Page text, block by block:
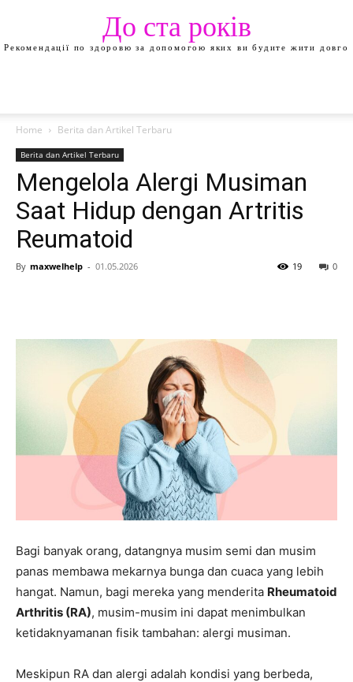
До ста років
Рекомендації по здоровю за допомогою яких ви будите жити довго
Home Berita dan Artikel Terbaru
Berita dan Artikel Terbaru
Mengelola Alergi Musiman
Saat Hidup dengan Artritis
Reumatoid
By maxwelhelp - 01.05.2026 0
19
Bagi banyak orang, datangnya musim semi dan musim
panas membawa mekarnya bunga dan cuaca yang lebih
hangat. Namun, bagi mereka yang menderita Rheumatoid
Arthritis (RA), musim-musim ini dapat menimbulkan
ketidaknyamanan fisik tambahan: alergi musiman.
Meskipun RA dan alergi adalah kondisi yang berbeda,